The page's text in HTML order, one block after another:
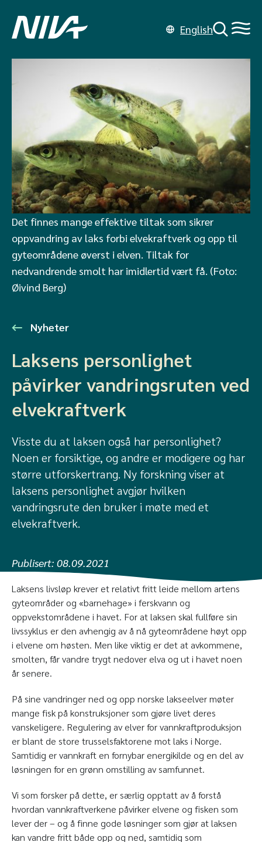
English
Det finnes mange effektive tiltak som sikrer
oppvandring av laks forbi elvekraftverk og opp til
gyteområdene øverst i elven. Tiltak for
nedvandrende smolt har imidlertid vært få. (Foto:
Øivind Berg)
Nyheter
Laksens personlighet
påvirker vandringsruten ved
elvekraftverk
Visste du at laksen også har personlighet?
Noen er forsiktige, og andre er modigere og har
større utforskertrang. Ny forskning viser at
laksens personlighet avgjør hvilken
vandringsrute den bruker i møte med et
elvekraftverk.
Publisert: 08.09.2021
Laksens livsløp krever et relativt fritt leide mellom artens
gyteområder og «barnehage» i ferskvann og
oppvekstområdene i havet. For at laksen skal fullføre sin
livssyklus er den avhengig av å nå gyteområdene høyt opp
i elvene om høsten. Men like viktig er det at avkommene,
smolten, får vandre trygt nedover elva og ut i havet noen
år senere.
På sine vandringer ned og opp norske lakseelver møter
mange fisk på konstruksjoner som gjøre livet deres
vanskeligere. Regulering av elver for vannkraftproduksjon
er blant de store trusselsfaktorene mot laks i Norge.
Samtidig er vannkraft en fornybar energikilde og en del av
løsningen for en grønn omstilling av samfunnet.
Vi som forsker på dette, er særlig opptatt av å forstå
hvordan vannkraftverkene påvirker elvene og fisken som
lever der – og å finne gode løsninger som gjør at laksen
kan vandre fritt både opp og ned, samtidig som